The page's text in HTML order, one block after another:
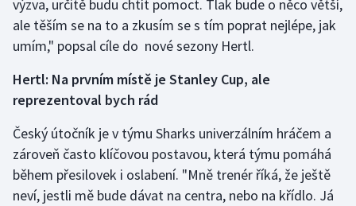
výzva, určitě budu chtít pomoct. Tlak bude o něco větší,
ale těším se na to a zkusím se s tím poprat nejlépe, jak
umím," popsal cíle do nové sezony Hertl.
Hertl: Na prvním místě je Stanley Cup, ale
reprezentoval bych rád
Český útočník je v týmu Sharks univerzálním hráčem a
zároveň často klíčovou postavou, která týmu pomáhá
během přesilovek i oslabení. "Mně trenér říká, že ještě
neví, jestli mě bude dávat na centra, nebo na křídlo. Já